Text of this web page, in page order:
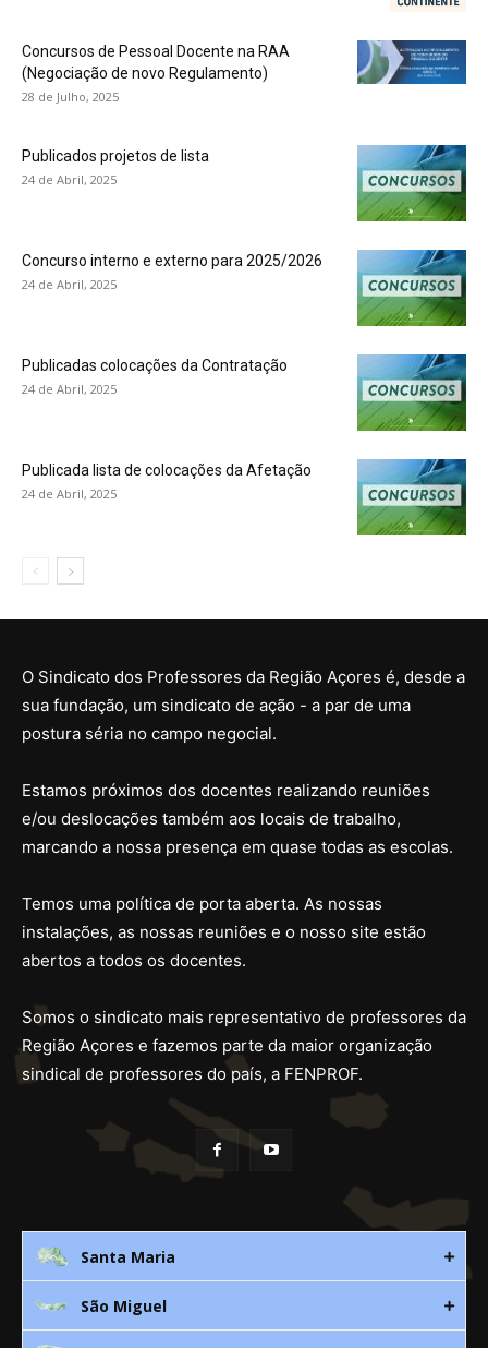
Concursos de Pessoal Docente na RAA
(Negociação de novo Regulamento)
28 de Julho, 2025
Publicados projetos de lista
24 de Abril, 2025
Concurso interno e externo para 2025/2026
24 de Abril, 2025
Publicadas colocações da Contratação
24 de Abril, 2025
Publicada lista de colocações da Afetação
24 de Abril, 2025
O Sindicato dos Professores da Região Açores é, desde a
sua fundação, um sindicato de ação - a par de uma
postura séria no campo negocial.
Estamos próximos dos docentes realizando reuniões
e/ou deslocações também aos locais de trabalho,
marcando a nossa presença em quase todas as escolas.
Temos uma política de porta aberta. As nossas
instalações, as nossas reuniões e o nosso site estão
abertos a todos os docentes.
Somos o sindicato mais representativo de professores da
Região Açores e fazemos parte da maior organização
sindical de professores do país, a FENPROF.
Santa Maria
Rua 3. Leandres Chaves, 12C
São Miguel